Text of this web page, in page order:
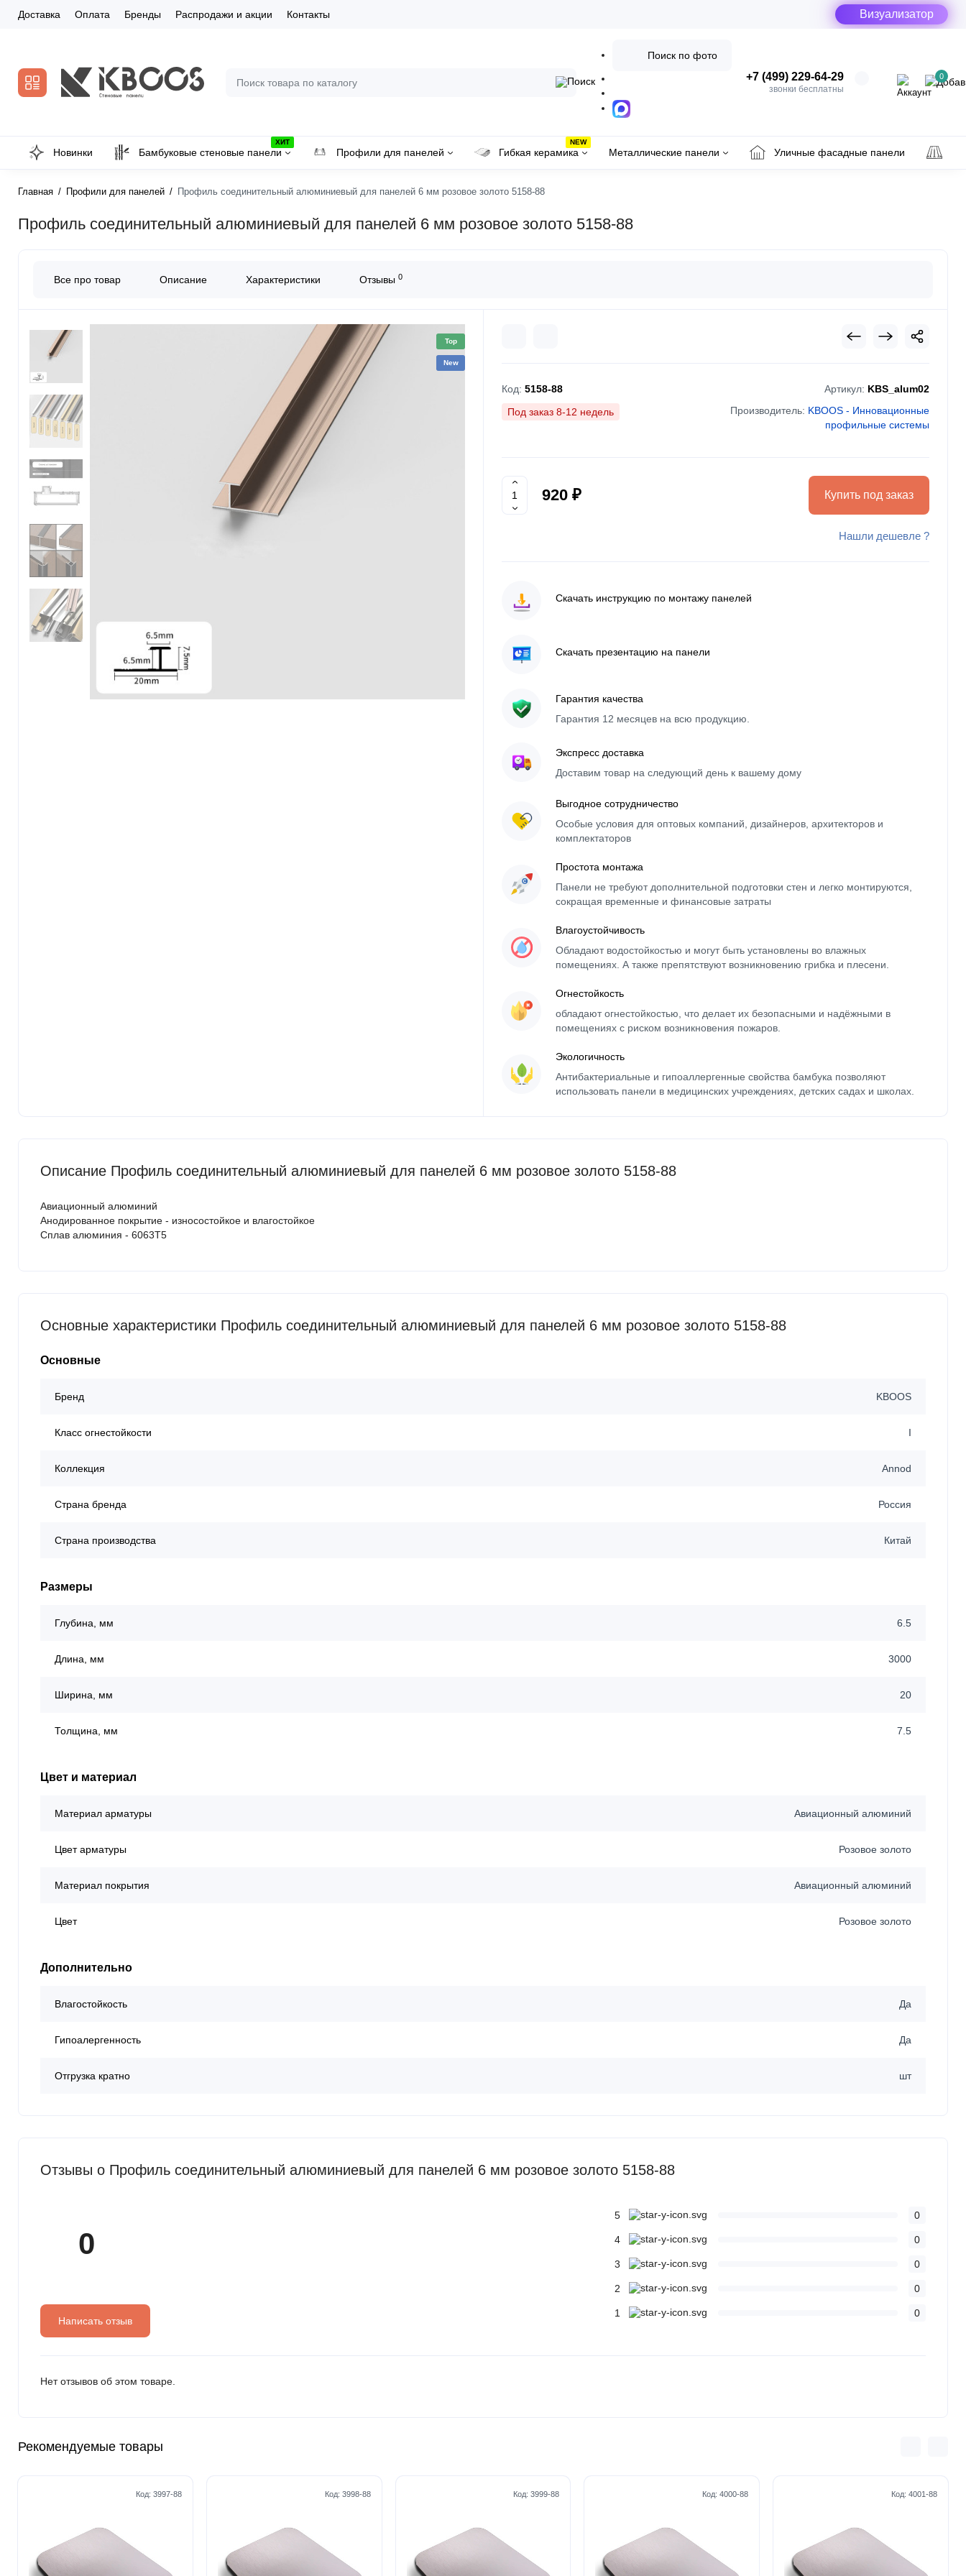
Визуализатор
Доставка Оплата Бренды Распродажи и акции Контакты
+7 (499) 229-64-29
звонки бесплатны
0
Поиск по фото
Новинки
ХИТ
Бамбуковые стеновые панели Профили для панелей
NEW
Гибкая керамика Металлические панели Уличные фасадные панели
Главная Профили для панелей Профиль соединительный алюминиевый для панелей 6 мм розовое золото 5158-88
Профиль соединительный алюминиевый для панелей 6 мм розовое золото 5158-88
Все про товар Описание Характеристики Отзывы 0
Top
New
Код: 5158-88 Артикул: KBS_alum02
Производитель: KBOOS - Инновационные
профильные системы
Под заказ 8-12 недель
920 ₽ Купить под заказ
Нашли дешевле ?
Скачать инструкцию по монтажу панелей
Скачать презентацию на панели
Гарантия качества
Гарантия 12 месяцев на всю продукцию.
Экспресс доставка
Доставим товар на следующий день к вашему дому
Выгодное сотрудничество
Особые условия для оптовых компаний, дизайнеров, архитекторов и
комплектаторов
Простота монтажа
Панели не требуют дополнительной подготовки стен и легко монтируются,
сокращая временные и финансовые затраты
Влагоустойчивость
Обладают водостойкостью и могут быть установлены во влажных
помещениях. А также препятствуют возникновению грибка и плесени.
Огнестойкость
обладают огнестойкостью, что делает их безопасными и надёжными в
помещениях с риском возникновения пожаров.
Экологичность
Антибактериальные и гипоаллергенные свойства бамбука позволяют
использовать панели в медицинских учреждениях, детских садах и школах.
Описание Профиль соединительный алюминиевый для панелей 6 мм розовое золото 5158-88
Авиационный алюминий
Анодированное покрытие - износостойкое и влагостойкое
Сплав алюминия - 6063Т5
Основные характеристики Профиль соединительный алюминиевый для панелей 6 мм розовое золото 5158-88
Основные
Бренд KBOOS
Класс огнестойкости I
Коллекция Annod
Страна бренда Россия
Страна производства Китай
Размеры
Глубина, мм 6.5
Длина, мм 3000
Ширина, мм 20
Толщина, мм 7.5
Цвет и материал
Материал арматуры Авиационный алюминий
Цвет арматуры Розовое золото
Материал покрытия Авиационный алюминий
Цвет Розовое золото
Дополнительно
Влагостойкость Да
Гипоалергенность Да
Отгрузка кратно шт
Отзывы о Профиль соединительный алюминиевый для панелей 6 мм розовое золото 5158-88
0
Написать отзыв
5 0
4 0
3 0
2 0
1 0
Нет отзывов об этом товаре.
Рекомендуемые товары
Код: 3997-88 Код: 3998-88 Код:3999-88 Код:4000-88 Код: 4001-88